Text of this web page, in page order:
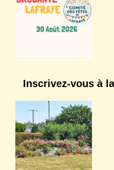
Inscrivez-vous à